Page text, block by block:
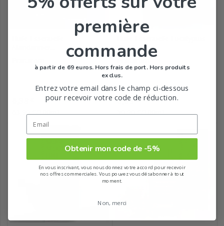
Radié...
Prix
5,09€
première
commande
à partir de 69 euros. Hors frais de port. Hors produits
exclus.
Entrez votre email dans le champ ci-dessous
pour recevoir votre code de réduction.
Obtenir mon code de -5%
En vous inscrivant, vous nous donnez votre accord pour recevoir
nos offres commerciales. Vous pouvez vous désabonner à tout
moment.
Non, merci